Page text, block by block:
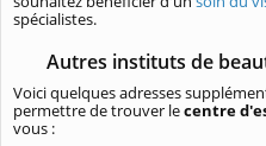
spécialistes.
Autres instituts de
Voici quelques adresses
permettre de trouver lecentre
vous :